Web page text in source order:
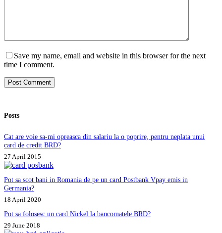
Save my name, email and website in this browser for the next
time I comment.
Post Comment
Posts
Cat are voie sa-mi opreasca din salariu la o poprire, pentru neplata unui
card de credit BRD?
27 April 2015
Pot sa scot bani in Romania de pe un card Postbank Vpay emis in
Germania?
18 April 2020
Pot sa folosesc un card Nickel la bancomatele BRD?
29 June 2018